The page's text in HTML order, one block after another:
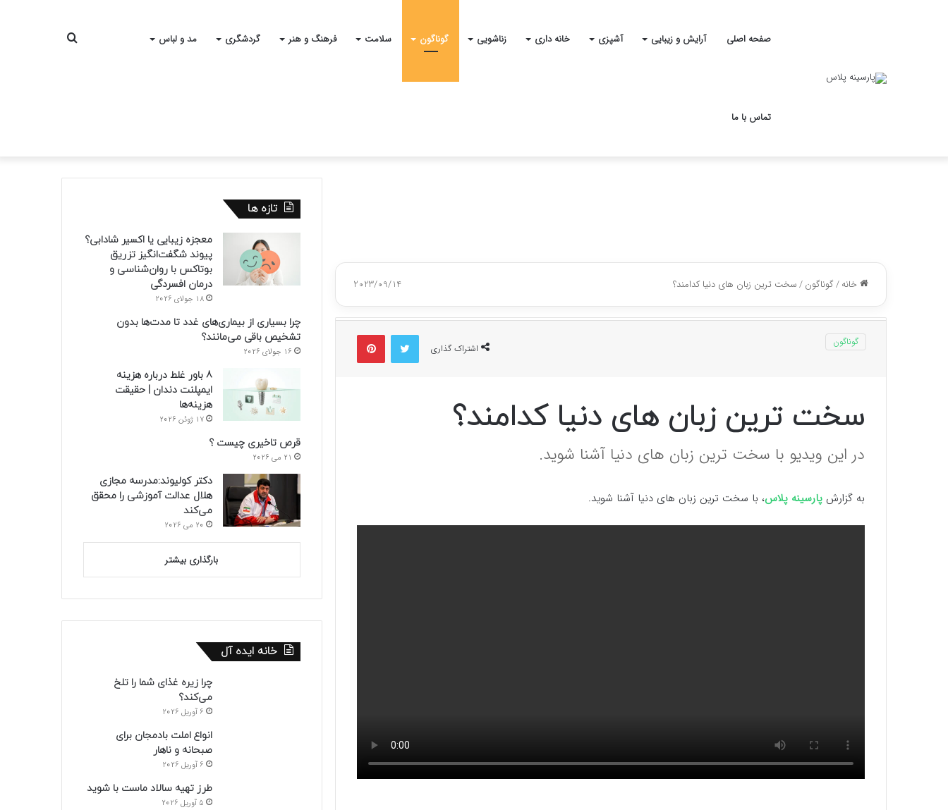
صفحه اصلی آرایش و زیبایی آشپزی خانه داری زناشویی گوناگون سلامت فرهنگ و هنر گردشگری مد و لباس
تماس با ما
جستجو
خانه/گوناگون/سخت ترین زبان های دنیا کدامند؟ 2023/09/14
اشتراک گذاری
توییتر پینتریست
گوناگون
سخت ترین زبان های دنیا کدامند؟
در این ویدیو با سخت ترین زبان های دنیا آشنا شوید.
به گزارش پارسینه پلاس، با سخت ترین زبان های دنیا آشنا شوید.
تازه ها
معجزه زیبایی یا اکسیر شادابی؟
پیوند شگفت‌انگیز تزریق
بوتاکس با روان‌شناسی و
درمان افسردگی
18 جولای 2026
چرا بسیاری از بیماری‌های غدد تا مدت‌ها بدون
تشخیص باقی می‌مانند؟
16 جولای 2026
8 باور غلط درباره هزینه
ایمپلنت دندان | حقیقت
هزینه‌ها
17 ژوئن 2026
قرص تاخیری چیست ؟
21 می 2026
دکتر کولیوند:مدرسه مجازی
هلال عدالت آموزشی را محقق
می‌کند
20 می 2026
بارگذاری بیشتر
خانه ایده آل
چرا زیره غذای شما را تلخ
می‌کند؟
6 آوریل 2026
انواع املت بادمجان برای
صبحانه و ناهار
6 آوریل 2026
طرز تهیه سالاد ماست با شوید
5 آوریل 2026